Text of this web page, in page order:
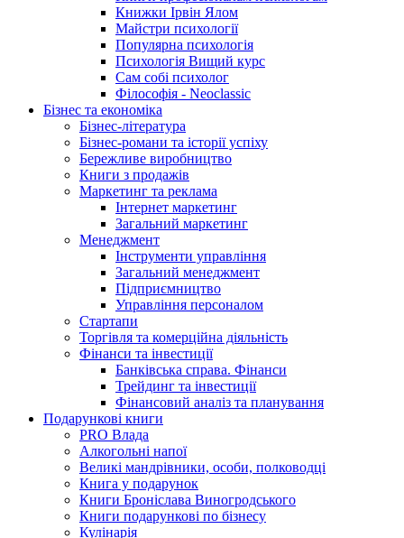
Книжки Ірвін Ялом
Майстри психології
Популярна психологія
Психологія Вищий курс
Сам собі психолог
Філософія - Neoclassic
Бізнес та економіка
Бізнес-література
Бізнес-романи та історії успіху
Бережливе виробництво
Книги з продажів
Маркетинг та реклама
Інтернет маркетинг
Загальний маркетинг
Менеджмент
Інструменти управління
Загальний менеджмент
Підприємництво
Управління персоналом
Стартапи
Торгівля та комерційна діяльність
Фінанси та інвестиції
Банківська справа. Фінанси
Трейдинг та інвестиції
Фінансовий аналіз та планування
Подарункові книги
PRO Влада
Алкогольні напої
Великі мандрівники, особи, полководці
Книга у подарунок
Книги Броніслава Виногродського
Книги подарункові по бізнесу
Кулінарія